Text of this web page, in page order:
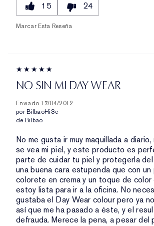
15 24
Marcar Esta Reseña
NO SIN MI DAY WEAR
Enviado 17/04/2012
por BilbaoHiSe
de Bilbao
No me gusta ir muy maquillada a
se vea mi piel, y este producto es
parte de cuidar tu piel y protegerla
una buena cara estupenda que con
colorete en crema y un toque de color
estoy lista para ir a la oficina. No
gustaba el Day Wear colour pero ya
así que me ha pasado a éste, y el
defrauda. Merece la pena, a pesar del